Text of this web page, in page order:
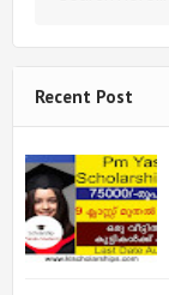
Recent Post